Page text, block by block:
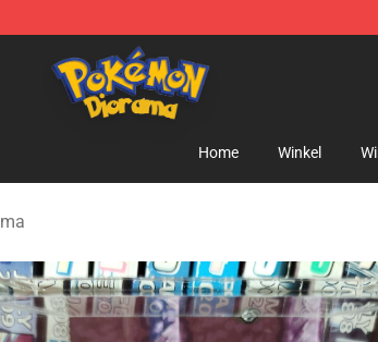
Shop - The Best Store of Pokemon Diorama
Home Winkel